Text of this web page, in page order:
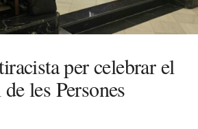
per celebrar el
les Persones